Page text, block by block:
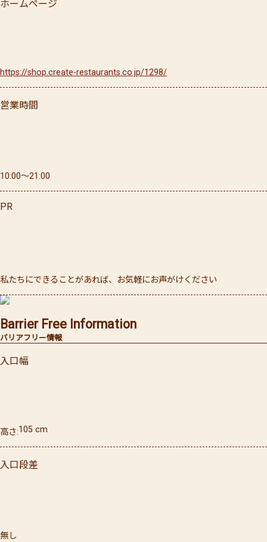
ホームページ
https://shop.create-restaurants.co.jp/1298/
営業時間
10:00〜21:00
PR
私たちにできることがあれば、お気軽にお声がけください
バリアフリー情報
Barrier Free Information
入口幅
高さ 105 cm
入口段差
無し